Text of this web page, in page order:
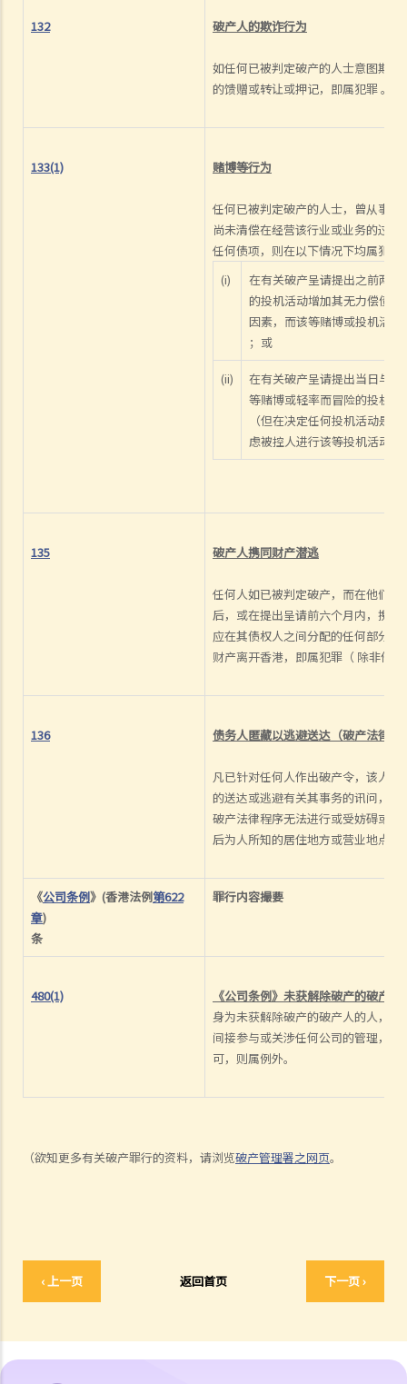
132 破产人的欺诈行为
如任何已被判定破产的人士意图欺
的馈赠或转让或押记，即属犯罪 。
133(1) 赌博等行为
任何已被判定破产的人士，曾从事
尚未清偿在经营该行业或业务的过
任何债项，则在以下情况下均属犯罪
(i)
在有关破产呈请提出之前两
的投机活动增加其无力偿债
因素，而该等赌博或投机活
；或
(ii)
在有关破产呈请提出当日与
等赌博或轻率而冒险的投机
（但在决定任何投机活动是
虑被控人进行该等投机活动
135 破产人携同财产潜逃
任何人如已被判定破产，而在他们
后，或在提出呈请前六个月内，携
应在其债权人之间分配的任何部分
财产离开香港，即属犯罪（ 除非他
136 债务人匿藏以逃避送达（破产法律程
凡已针对任何人作出破产令，该人
的送达或逃避有关其事务的讯问，
破产法律程序无法进行或受妨碍或
后为人所知的居住地方或营业地点
《公司条例》(香港法例第622
章)
条
罪行内容撮要
480(1)
《公司条例》未获解除破产的破产人
身为未获解除破产的破产人的人，
间接参与或关涉任何公司的管理，
可，则属例外。
（欲知更多有关破产罪行的资料，请浏览破产管理署之网页。
‹ 上一页 返回首页 下一页 ›
7. 本公司收到还债要求书并限定须于21日内支付款额，但我们坚决否认
8. 本公司已致函债权人要求撤回对本公司的还债要求书 ，惟我们未收到
我们有何选择？
C. 查询清盘记录
2. 本公司认为清盘呈请人追索的债务并不属实，我们在清盘呈请聆讯前
3.我是某公司的债权人，而该公司拒绝偿付债务。我亦有理据相信该公
司的资产受危害并正在被耗散。本人知道可以提出清盘呈请，但清盘程
序需时数月。有何办法可以即时保障我的利益并保护到该公司的资产？
4. 我是否需要委任律师或会计师担任临时清盘人？为避免支付委任律师
或会计师作为临时清盘人之费用，政府职员（如破产管理署署长）能否
2. 自动清盘之影响
1. 颁布清盘令（对公司现正面对的法律诉讼、拖欠公司款项的债务人或
2. 我拖欠某公司大笔款额，而该公司刚被清盘，我是否毋须还债？
4. 《公司 (清盘及杂项条文)条例》第286B条赋予法庭甚么权力？
2. 颁布清盘令（对公司的债权人或雇员）之影响
1. 我曾听闻如果一间公司的资产少于 200,000元，有关清盘可采用「简
2. 我是某公司的雇员，但该公司已遭清盘。我能否追讨欠薪？
3. 我是某公司的债权人，而该公司已遭清盘。我能够如何追讨欠款？
4. 我对于清盘人就有关本人之债权证明而作出的决定感到不满。例如，
5. 某公司向本人借了大笔款项，但要到明年才到期偿还。该公司现已遭
3. 颁布清盘令（对公司的股东或董事）之影响
项，这样能否令公司「起死回生」？
的职责？
盘，而我并无参与公司的经营与管理，我是否要为清盘而承担任何债
所有资产转移给太太。两个月后对方提出清盘呈请，而法庭最终颁布清